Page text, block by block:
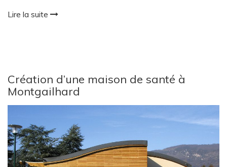
Lire la suite
Création d’une maison de santé à
Montgailhard